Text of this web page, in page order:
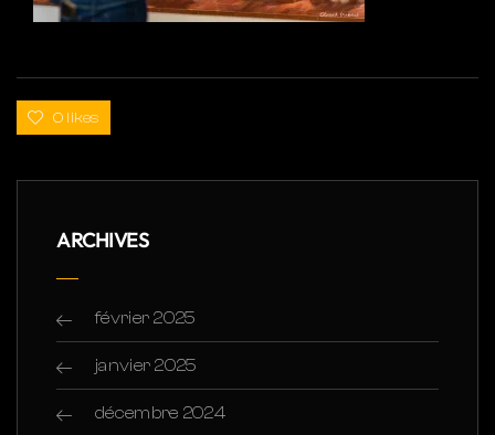
0 likes
ARCHIVES
février 2025
janvier 2025
décembre 2024